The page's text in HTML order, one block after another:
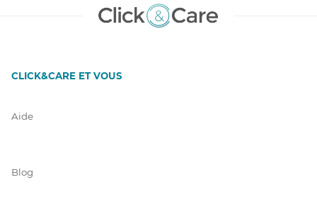
CLICK&CARE ET VOUS
Aide
Blog